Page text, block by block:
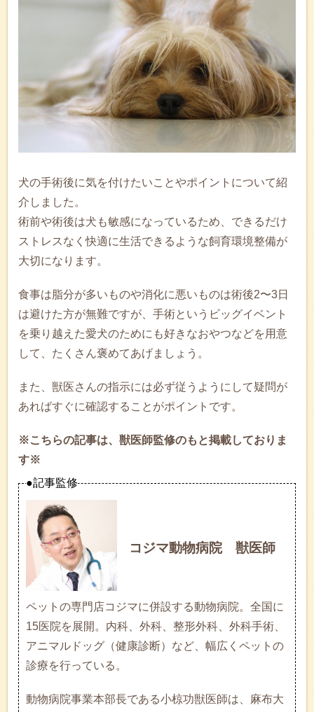
犬の手術後に気を付けたいことやポイントについて紹
介しました。
術前や術後は犬も敏感になっているため、できるだけ
ストレスなく快適に生活できるような飼育環境整備が
大切になります。
食事は脂分が多いものや消化に悪いものは術後2〜3日
は避けた方が無難ですが、手術というビッグイベント
を乗り越えた愛犬のためにも好きなおやつなどを用意
して、たくさん褒めてあげましょう。
また、獣医さんの指示には必ず従うようにして疑問が
あればすぐに確認することがポイントです。
※こちらの記事は、獣医師監修のもと掲載しておりま
す※
●記事監修
コジマ動物病院 獣医師
ペットの専門店コジマに併設する動物病院。全国に
15医院を展開。内科、外科、整形外科、外科手術、
アニマルドッグ（健康診断）など、幅広くペットの
診療を行っている。
動物病院事業本部長である小椋功獣医師は、麻布大